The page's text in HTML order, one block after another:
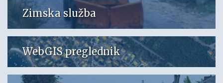
Zimska služba
WebGIS preglednik